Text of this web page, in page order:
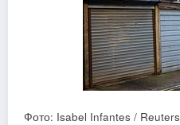
Фото: Isabel Infantes / Reuters